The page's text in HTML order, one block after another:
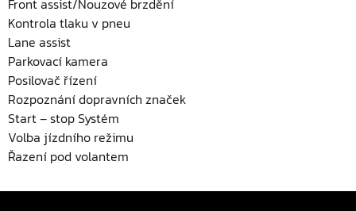
Front assist/Nouzové brzdění
Kontrola tlaku v pneu
Lane assist
Parkovací kamera
Posilovač řízení
Rozpoznání dopravních značek
Start – stop Systém
Volba jízdního režimu
Řazení pod volantem